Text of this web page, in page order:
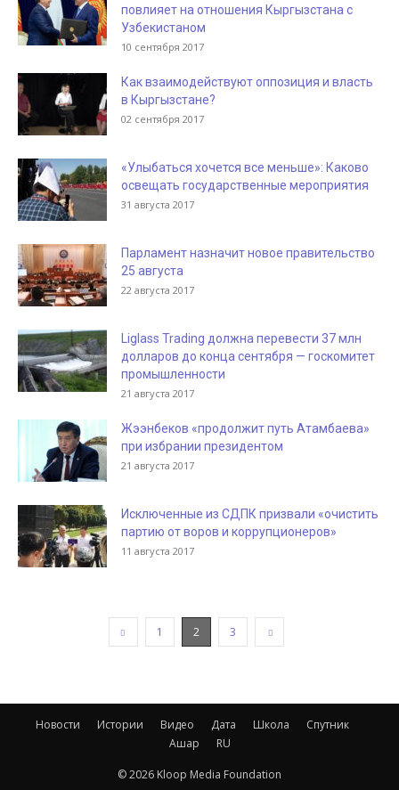
повлияет на отношения Кыргызстана с
Узбекистаном
10 сентября 2017
Как взаимодействуют оппозиция и власть
в Кыргызстане?
02 сентября 2017
«Улыбаться хочется все меньше»: Каково
освещать государственные мероприятия
31 августа 2017
Парламент назначит новое правительство
25 августа
22 августа 2017
Liglass Trading должна перевести 37 млн
долларов до конца сентября — госкомитет
промышленности
21 августа 2017
Жээнбеков «продолжит путь Атамбаева»
при избрании президентом
21 августа 2017
Исключенные из СДПК призвали «очистить
партию от воров и коррупционеров»
11 августа 2017
1 2 3
Новости Истории Видео Дата Школа
Спутник
Ашар
RU
© 2026 Kloop Media Foundation